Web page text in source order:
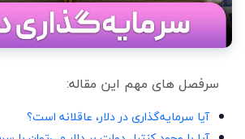
سرفصل های مهم این مقاله:
آیا سرمایه‌گذاری در دلار، عاقلانه است؟